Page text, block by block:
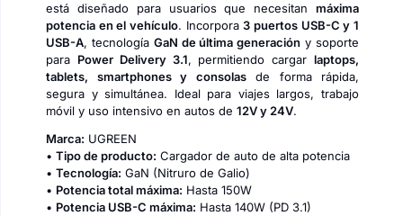
está diseñado para usuarios que necesitan máxima
potencia en el vehículo. Incorpora3 puertos USB-C y 1
USB-A, tecnología GaN de última generación y soporte
para Power Delivery 3.1, permitiendo cargarlaptops,
tablets, smartphones y consolasde forma rápida,
segura y simultánea. Ideal para viajes largos, trabajo
móvil y uso intensivo en autos de 12V y 24V.
Marca: UGREEN
• Tipo de producto: Cargador de auto de alta potencia
• Tecnología: GaN (Nitruro de Galio)
• Potencia total máxima: Hasta 150W
• Potencia USB-C máxima: Hasta 140W (PD 3.1)